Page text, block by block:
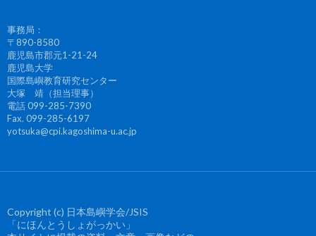
事務局：
〒890-8580
鹿児島市郡元1-21-24
鹿児島大学
国際島嶼教育研究センター
大塚 靖（担当理事）
電話 099-285-7390
Fax. 099-285-6197
yotsuka@cpi.kagoshima-u.ac.jp
Copyright (c) 日本島嶼学会/JSIS
「にほんとうしょがっかい」